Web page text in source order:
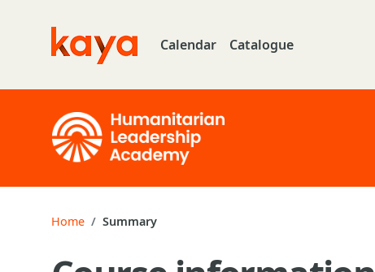
Go to home Calendar Catalogue
Home Summary